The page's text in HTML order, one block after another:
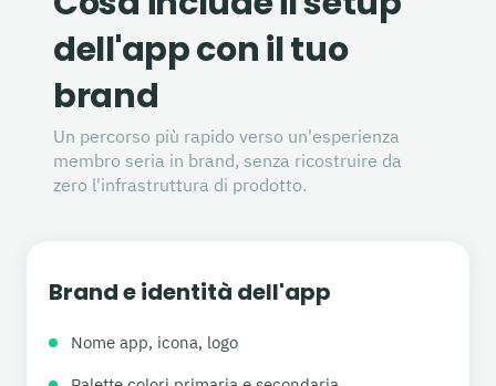
dell'app con il tuo
brand
Un percorso più rapido verso un'esperienza
membro seria in brand, senza ricostruire da
zero l'infrastruttura di prodotto.
Brand e identità dell'app
Nome app, icona, logo